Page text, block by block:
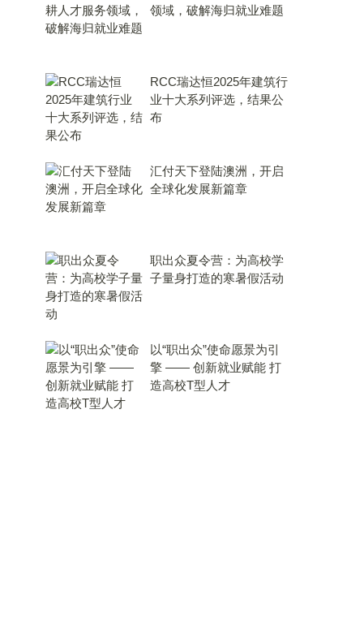
领域，破解海归就业难题
RCC瑞达恒2025年建筑行
业十大系列评选，结果公
布
汇付天下登陆澳洲，开启
全球化发展新篇章
职出众夏令营：为高校学
子量身打造的寒暑假活动
以“职出众”使命愿景为引
擎 —— 创新就业赋能 打
造高校T型人才